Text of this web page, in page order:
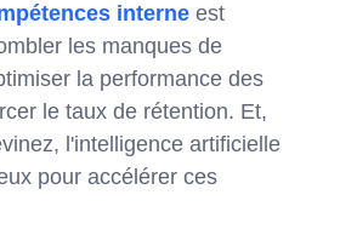
interne est
les manques de
la performance des
le taux de rétention. Et,
l'intelligence artificielle
pour accélérer ces